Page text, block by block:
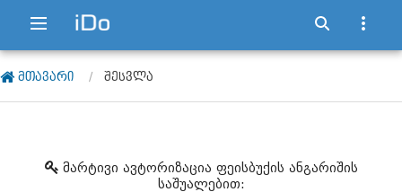
ᲛᲗᲐᲕᲐᲠᲘ ᲨᲔᲡᲕᲚᲐ
მარტივი ავტორიზაცია ფეისბუქის ანგარიშის
საშუალებით: